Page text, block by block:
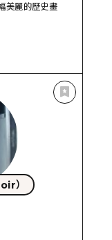
美麗的歷史畫
）